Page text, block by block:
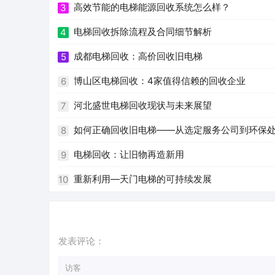
3 高效节能的电梯能源回收系统怎么样？
4 电梯回收拆除流程及合同细节解析
5 成都电梯回收：高价回收旧电梯
6 博山区电梯回收：4家值得信赖的回收企业
7 河北盛世电梯回收现状与未来展望
8 如何正确回收旧电梯——从选定服务公司到环保
9 电梯回收：让旧物再造新用
10 重新利用—天门电梯的可持续发展
发表评论：